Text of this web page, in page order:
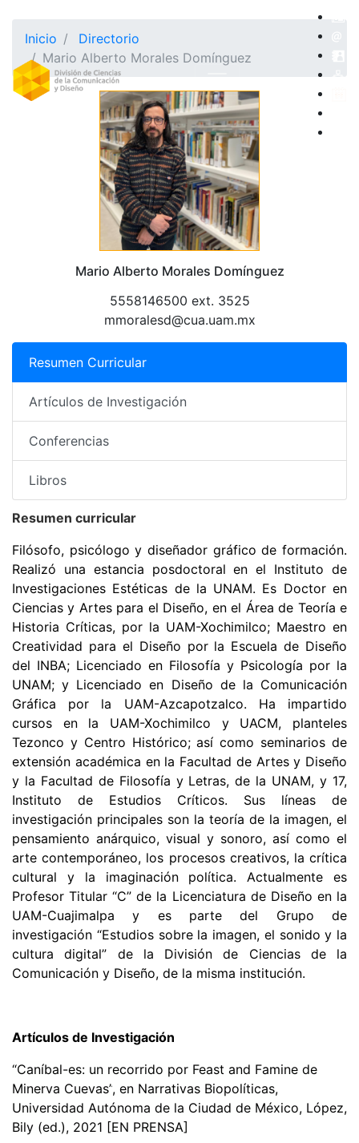
Inicio
Directorio
Mario Alberto Morales Domínguez
Mario Alberto Morales Domínguez
5558146500 ext. 3525
mmoralesd@cua.uam.mx
Resumen Curricular
Artículos de Investigación
Conferencias
Libros
Resumen curricular
Filósofo, psicólogo y diseñador gráfico de formación.
Realizó una estancia posdoctoral en el Instituto de
Investigaciones Estéticas de la UNAM. Es Doctor en
Ciencias y Artes para el Diseño, en el Área de Teoría e
Historia Críticas, por la UAM-Xochimilco; Maestro en
Creatividad para el Diseño por la Escuela de Diseño
del INBA; Licenciado en Filosofía y Psicología por la
UNAM; y Licenciado en Diseño de la Comunicación
Gráfica por la UAM-Azcapotzalco. Ha impartido
cursos en la UAM-Xochimilco y UACM, planteles
Tezonco y Centro Histórico; asícomo seminarios de
extensión académica en la Facultad de Artes y Diseño
y la Facultad de Filosofía y Letras, de la UNAM, y 17,
Instituto de Estudios Críticos. Sus líneas de
investigación principales son la teoría de la imagen, el
pensamiento anárquico, visual y sonoro, así como el
arte contemporáneo, los procesos creativos, la crítica
cultural y la imaginación política. Actualmente es
Profesor Titular“C”de la Licenciatura de Diseño en la
UAM-Cuajimalpa y es parte del Grupo de
investigación “Estudios sobre la imagen, el sonido y la
cultura digital” de la División de Ciencias de la
Comunicación y Diseño, de la misma institución.
Artículos de Investigación
“Caníbal-es: un recorrido por Feast and Famine de
Minerva Cuevas”, en Narrativas Biopolíticas,
Universidad Autónoma de la Ciudad de México, López,
Bily (ed.), 2021 [EN PRENSA]